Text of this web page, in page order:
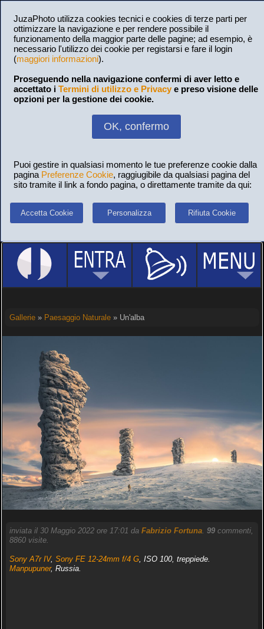
JuzaPhoto utilizza cookies tecnici e cookies di terze parti per
ottimizzare la navigazione e per rendere possibile il
funzionamento della maggior parte delle pagine; ad esempio, è
necessario l'utilizzo dei cookie per registarsi e fare il login
(maggiori informazioni).
Proseguendo nella navigazione confermi di aver letto e
accettato i Termini di utilizzo e Privacy e preso visione delle
opzioni per la gestione dei cookie.
OK, confermo
Puoi gestire in qualsiasi momento le tue preferenze cookie dalla
pagina Preferenze Cookie, raggiugibile da qualsiasi pagina del
sito tramite il link a fondo pagina, o direttamente tramite da qui:
Accetta Cookie Personalizza Rifiuta Cookie
Gallerie» Paesaggio Naturale» Un'alba
inviata il 30 Maggio 2022 ore 17:01 da Fabrizio Fortuna. 99commenti,
8860 visite.
Sony A7r IV, Sony FE 12-24mm f/4 G, ISO 100, treppiede.
Manpupuner, Russia.